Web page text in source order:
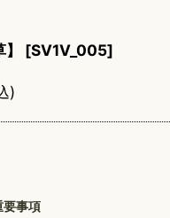
[SV1V_005]
)
要事項